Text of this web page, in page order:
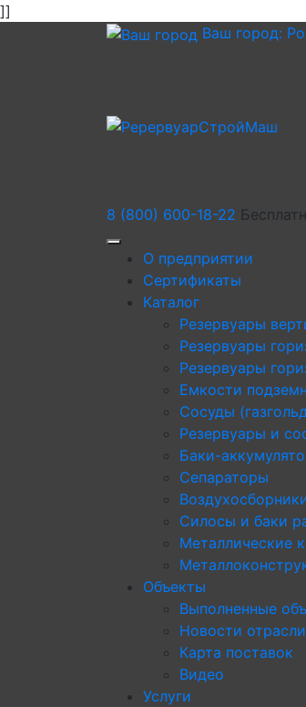
]]
Ваш город:
8 (800) 600-18-22
О предприятии
Сертификаты
Каталог
Резервуары
Резервуары
Резервуары
Емкости
Сосуды
Резервуары и
Баки-
Сепараторы
Силосы и баки
Металлические
Объекты
Выполненные
Новости отрасли
Карта поставок
Видео
Услуги